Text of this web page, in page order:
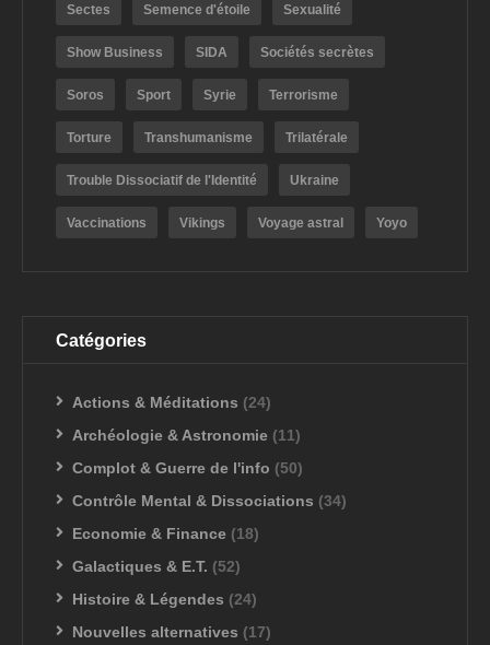
Sectes Semence d'étoile Sexualité
Show Business SIDA Sociétés secrètes
Soros Sport Syrie Terrorisme
Torture Transhumanisme Trilatérale
Trouble Dissociatif de l'Identité Ukraine
Vaccinations Vikings Voyage astral Yoyo
Catégories
Actions & Méditations (24)
Archéologie & Astronomie (11)
Complot & Guerre de l'info (50)
Contrôle Mental & Dissociations (34)
Economie & Finance (18)
Galactiques & E.T. (52)
Histoire & Légendes (24)
Nouvelles alternatives (17)